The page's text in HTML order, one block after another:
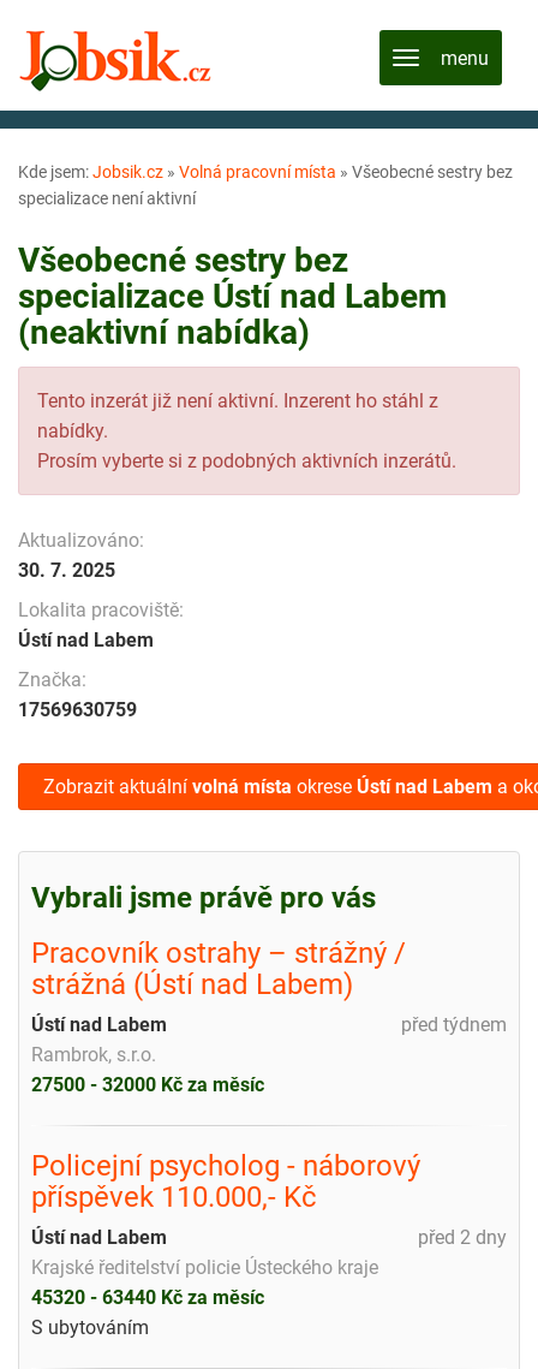
Kde jsem:Jobsik.cz » Volná pracovní místa » Všeobecné sestry bez
specializace není aktivní
Všeobecné sestry bez
specializace Ústí nad Labem
(neaktivní nabídka)
Tento inzerát již není aktivní. Inzerent ho stáhl z
nabídky.
Prosím vyberte si z podobných aktivních inzerátů.
Aktualizováno:
30. 7. 2025
Lokalita pracoviště:
Ústí nad Labem
Značka:
17569630759
Zobrazit aktuální volná místa okrese Ústí nad Labem a
Vybrali jsme právě pro vás
Pracovník ostrahy – strážný /
strážná (Ústí nad Labem)
před týdnem
Ústí nad Labem
Rambrok, s.r.o.
27500 - 32000 Kč za měsíc
Policejní psycholog - náborový
příspěvek 110.000,- Kč
před 2 dny
Ústí nad Labem
Krajské ředitelství policie Ústeckého kraje
45320 - 63440 Kč za měsíc
S ubytováním